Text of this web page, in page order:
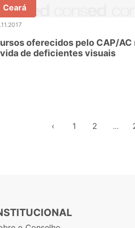
Ceará
oferecidos pelo CAP/AC
de deficientes visuais
‹ 1 2 ...